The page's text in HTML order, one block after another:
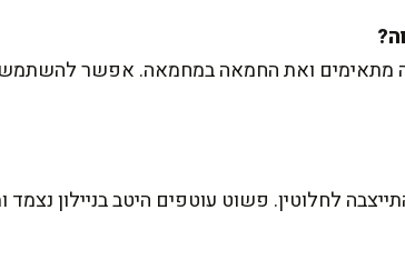
מתאימים ואת החמאה במחמאה. אפשר
לחלוטין. פשוט עוטפים היטב בניילון